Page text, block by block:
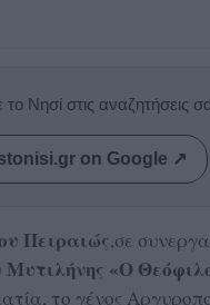
Νησί στις αναζητήσεις
on Google ↗
Πειραιώς,σε
«Ο
το γένος